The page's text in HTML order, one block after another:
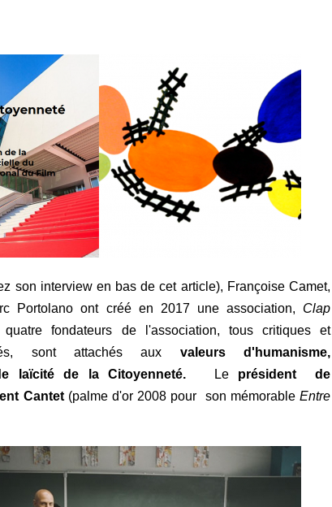
son interview en bas de cet article), Françoise Camet,
Portolano ont créé en 2017 une association, Clap
quatre fondateurs de l'association, tous critiques et
sont attachés aux valeurs d'humanisme,
laïcité de la Citoyenneté. Le président de
Cantet(palme d'or 2008 pour son mémorableEntre